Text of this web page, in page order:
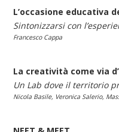
L’occasione educativa
Sintonizzarsi con
Francesco Cappa
La creatività come via
Un Lab dove il territorio
Nicola Basile, Veronica Salerio,